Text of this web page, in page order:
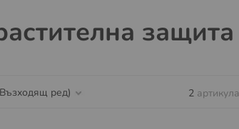
защита
2 артикула